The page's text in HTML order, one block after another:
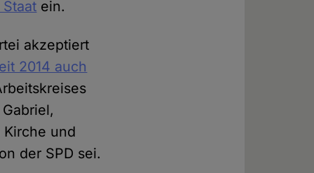
ein.
akzeptiert
2014 auch
und
der SPD sei.